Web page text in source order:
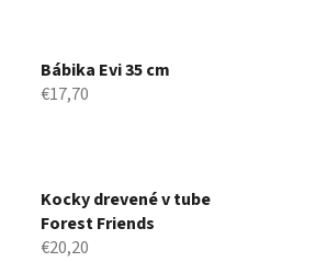
Bábika Evi 35 cm
€17,70
Kocky drevené v tube
Forest Friends
€20,20